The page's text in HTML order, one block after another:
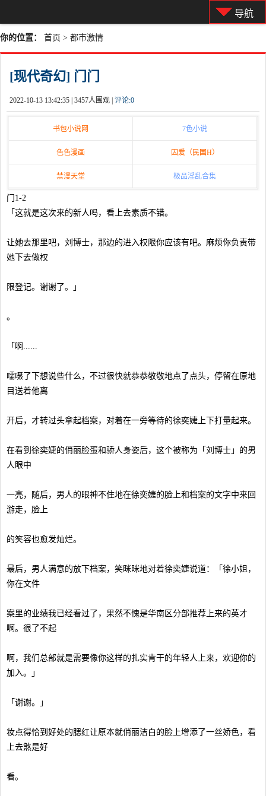
导航
你的位置： 首页 > 都市激情
[现代奇幻] 门门
2022-10-13 13:42:35 | 3457人围观 | 评论:0
书包小说网 7色小说
色色漫画 囚爱（民国H）
禁漫天堂 极品淫乱合集
门1-2
「这就是这次来的新人吗，看上去素质不错。
让她去那里吧，刘博士，那边的进入权限你应该有吧。麻烦你负责带
她下去做权
限登记。谢谢了。」
。
「啊......
嚅嗫了下想说些什么，不过很快就恭恭敬敬地点了点头，停留在原地
目送着他离
开后，才转过头拿起档案，对着在一旁等待的徐奕婕上下打量起来。
在看到徐奕婕的俏丽脸蛋和骄人身姿后，这个被称为「刘博士」的男
人眼中
一亮，随后，男人的眼神不住地在徐奕婕的脸上和档案的文字中来回
游走，脸上
的笑容也愈发灿烂。
最后，男人满意的放下档案，笑眯眯地对着徐奕婕说道：「徐小姐，
你在文件
案里的业绩我已经看过了，果然不愧是华南区分部推荐上来的英才
啊。很了不起
啊，我们总部就是需要像你这样的扎实肯干的年轻人上来，欢迎你的
加入。」
「谢谢。」
妆点得恰到好处的腮红让原本就俏丽洁白的脸上增添了一丝娇色，看
上去煞是好
看。